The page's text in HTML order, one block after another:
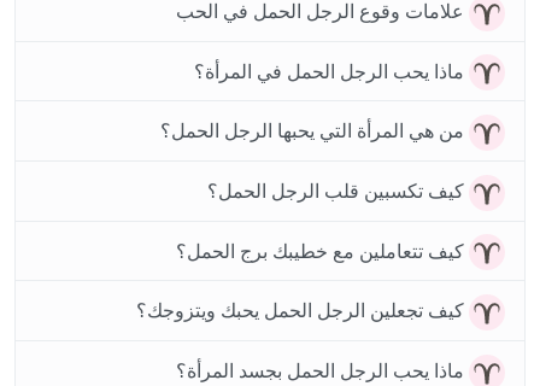
علامات وقوع الرجل الحمل في الحب
ماذا يحب الرجل الحمل في المرأة؟
من هي المرأة التي يحبها الرجل الحمل؟
كيف تكسبين قلب الرجل الحمل؟
كيف تتعاملين مع خطيبك برج الحمل؟
كيف تجعلين الرجل الحمل يحبك ويتزوجك؟
ماذا يحب الرجل الحمل بجسد المرأة؟